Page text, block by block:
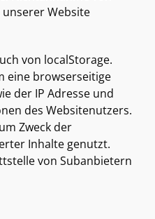
Website
von localStorage.
eine browserseitige
der IP Adresse und
des Websitenutzers.
Zweck der
Inhalte genutzt.
von Subanbietern